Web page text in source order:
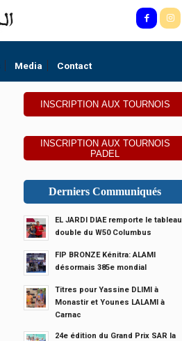
Media Contact
INSCRIPTION AUX TOURNOIS
INSCRIPTION AUX TOURNOIS
PADEL
Derniers Communiqués
EL JARDI DIAE remporte le tableau
double du W50 Columbus
FIP BRONZE Kénitra: ALAMI
désormais 385e mondial
Titres pour Yassine DLIMI à
Monastir et Younes LALAMI à
Carnac
24e édition du Grand Prix SAR la